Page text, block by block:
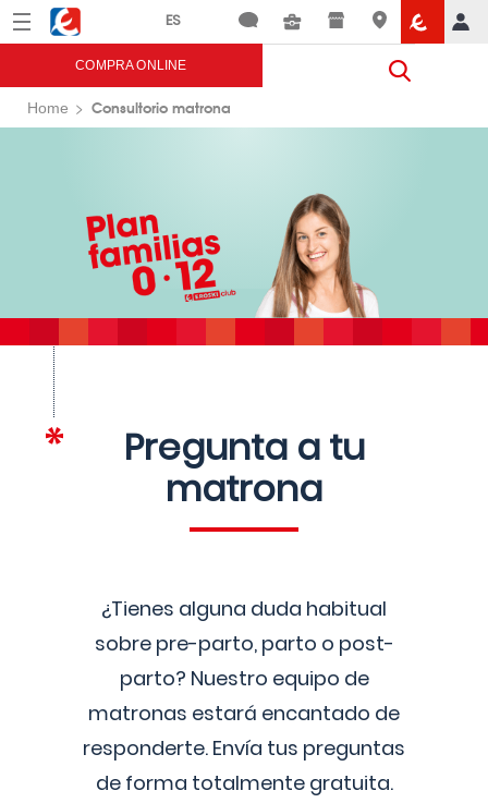
Menú Eroski
COMPRA ONLINE
Home Consultorio matrona
Pregunta a tu
matrona
¿Tienes alguna duda habitual
sobre pre-parto, parto o post-
parto? Nuestro equipo de
matronas estará encantado de
responderte. Envía tus preguntas
de forma totalmente gratuita.